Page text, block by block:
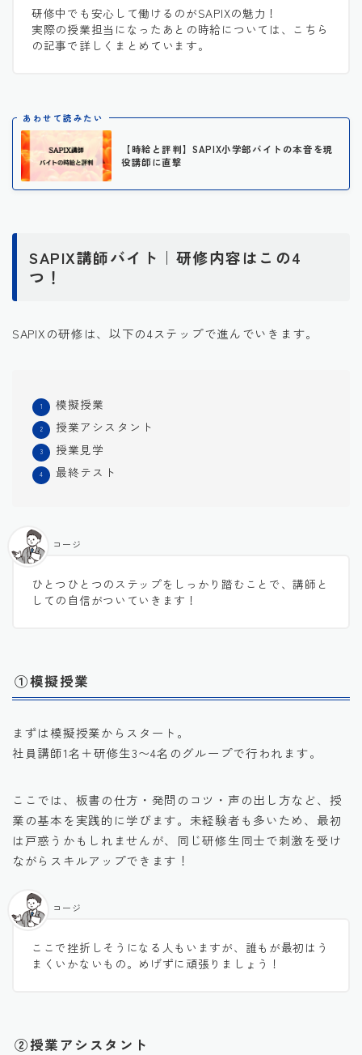
研修中でも安心して働けるのがSAPIXの魅力！
実際の授業担当になったあとの時給については、こちら
の記事で詳しくまとめています。
あわせて読みたい
【時給と評判】SAPIX小学部バイトの本音を現
役講師に直撃
SAPIX講師バイト｜研修内容はこの4
つ！
SAPIXの研修は、以下の4ステップで進んでいきます。
模擬授業
授業アシスタント
授業見学
最終テスト
ひとつひとつのステップをしっかり踏むことで、講師と
しての自信がついていきます！
コージ
①模擬授業
まずは模擬授業からスタート。
社員講師1名＋研修生3〜4名のグループで行われます。
ここでは、板書の仕方・発問のコツ・声の出し方など、授
業の基本を実践的に学びます。未経験者も多いため、最初
は戸惑うかもしれませんが、同じ研修生同士で刺激を受け
ながらスキルアップできます！
ここで挫折しそうになる人もいますが、誰もが最初はう
まくいかないもの。めげずに頑張りましょう！
コージ
②授業アシスタント